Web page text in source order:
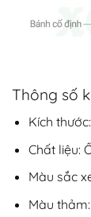
Thông số
Kích
Chất liệu:
Màu sắc
Màu